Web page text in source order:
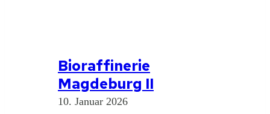
Bioraffinerie
Magdeburg II
10. Januar 2026